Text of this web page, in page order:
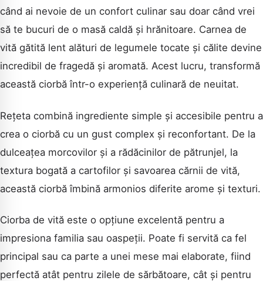
când ai nevoie de un confort culinar sau doar când vrei
să te bucuri de o masă caldă și hrănitoare. Carnea de
vită gătită lent alături de legumele tocate și călite devine
incredibil de fragedă și aromată. Acest lucru, transformă
această ciorbă într-o experiență culinară de neuitat.
Rețeta combină ingrediente simple și accesibile pentru a
crea o ciorbă cu un gust complex și reconfortant. De la
dulceațea morcovilor și a rădăcinilor de pătrunjel, la
textura bogată a cartofilor și savoarea cărnii de vită,
această ciorbă îmbină armonios diferite arome și texturi.
Ciorba de vită este o opțiune excelentă pentru a
impresiona familia sau oaspeții. Poate fi servită ca fel
principal sau ca parte a unei mese mai elaborate, fiind
perfectă atât pentru zilele de sărbătoare, cât și pentru